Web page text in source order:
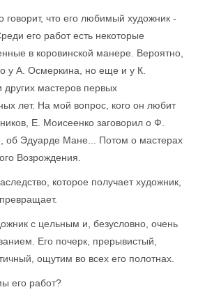
говорит, что его любимый художник -
его работ есть некоторые
в коровинской манере. Вероятно,
у А. Осмеркина, но еще и у К.
других мастеров первых
лет. На мой вопрос, кого он любит
Е. Моисеенко заговорил о Ф.
об Эдуарде Мане... Потом о мастерах
Возрождения.
которое получает художник,
с цельным и, безусловно, очень
Его почерк, прерывистый,
ощутим во всех его полотнах.
его работ?